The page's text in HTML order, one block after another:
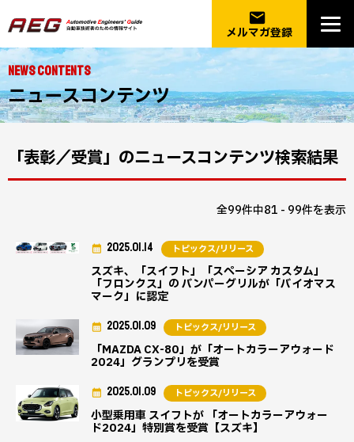
email
メルマガ登録
NEWS CONTENTS
ニュースコンテンツ
「表彰／受賞」のニュースコンテンツ検索結果
全99件中81 - 99件を表示
スズキ、「スイフト」「スペーシア カスタム」
「フロンクス」の バンパーグリルが「バイオマス
マーク」に認定
2025.01.14 トピックス/リリース
「MAZDA CX-80」が「オートカラーアウォード
2024」グランプリを受賞
2025.01.09 トピックス/リリース
小型乗用車 スイフトが 「オートカラーアウォー
ド2024」特別賞を受賞【スズキ】
2025.01.09 トピックス/リリース